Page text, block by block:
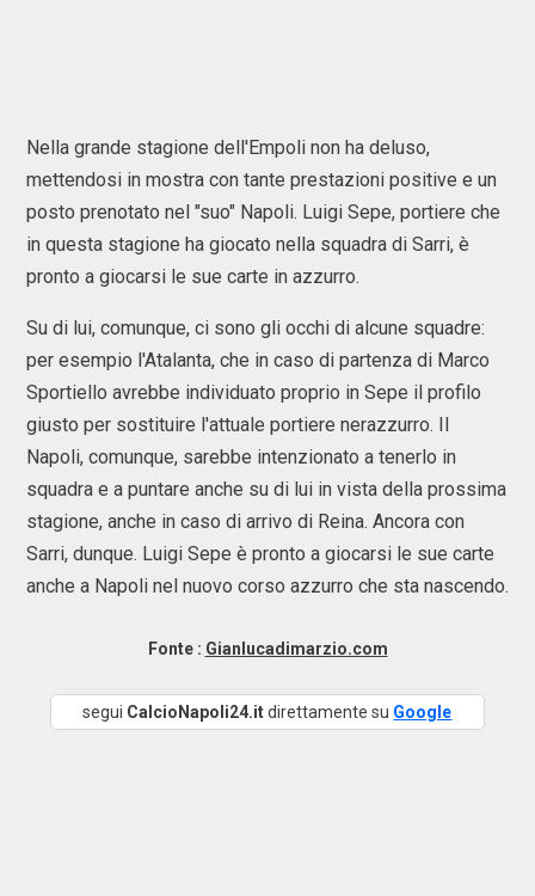
Nella grande stagione dell'Empoli non ha deluso,
mettendosi in mostra con tante prestazioni positive e un
posto prenotato nel "suo" Napoli. Luigi Sepe, portiere che
in questa stagione ha giocato nella squadra di Sarri, è
pronto a giocarsi le sue carte in azzurro.
Su di lui, comunque, ci sono gli occhi di alcune squadre:
per esempio l'Atalanta, che in caso di partenza di Marco
Sportiello avrebbe individuato proprio in Sepe il profilo
giusto per sostituire l'attuale portiere nerazzurro. Il
Napoli, comunque, sarebbe intenzionato a tenerlo in
squadra e a puntare anche su di lui in vista della prossima
stagione, anche in caso di arrivo di Reina. Ancora con
Sarri, dunque. Luigi Sepe è pronto a giocarsi le sue carte
anche a Napoli nel nuovo corso azzurro che sta nascendo.
Fonte : Gianlucadimarzio.com
segui CalcioNapoli24.itdirettamente su Google